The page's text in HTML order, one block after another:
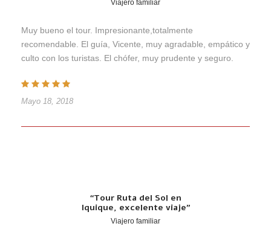
Viajero familiar
Muy bueno el tour. Impresionante,totalmente
recomendable. El guía, Vicente, muy agradable, empático y
culto con los turistas. El chófer, muy prudente y seguro.
Mayo 18, 2018
“Tour Ruta del Sol en
Iquique, excelente viaje”
Viajero familiar